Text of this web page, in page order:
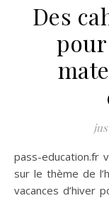
Des
pass-education.fr vous propose des cahiers de vacances,
sur le thème de
vacances d’hiver